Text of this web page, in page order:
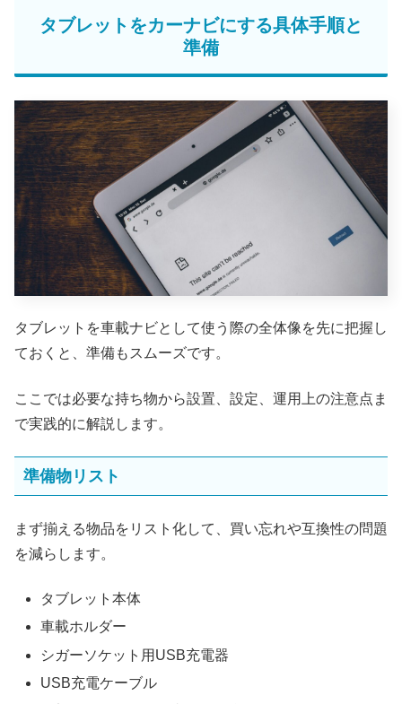
タブレットをカーナビにする具体手順と
準備
タブレットを車載ナビとして使う際の全体像を先に把握し
ておくと、準備もスムーズです。
ここでは必要な持ち物から設置、設定、運用上の注意点ま
で実践的に解説します。
準備物リスト
まず揃える物品をリスト化して、買い忘れや互換性の問題
を減らします。
タブレット本体
車載ホルダー
シガーソケット用USB充電器
USB充電ケーブル